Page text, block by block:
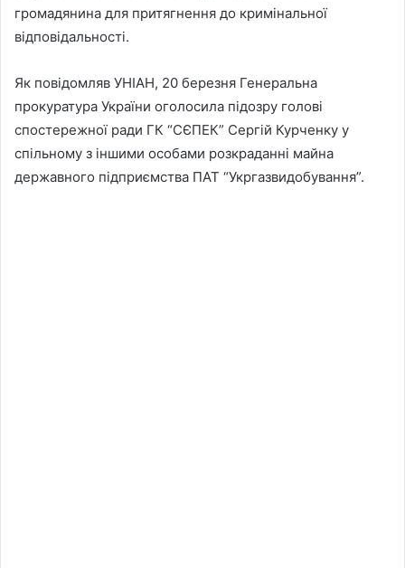
громадянина для притягнення до кримінальної
відповідальності.
Як повідомляв УНІАН, 20 березня Генеральна
прокуратура України оголосила підозру голові
спостережної ради ГК “СЄПЕК” Сергій Курченку у
спільному з іншими особами розкраданні майна
державного підприємства ПАТ “Укргазвидобування”.